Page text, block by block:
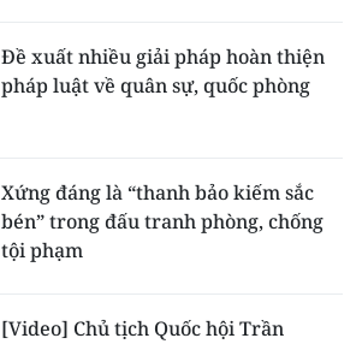
Đề xuất nhiều giải pháp hoàn thiện
pháp luật về quân sự, quốc phòng
Xứng đáng là “thanh bảo kiếm sắc
bén” trong đấu tranh phòng, chống
tội phạm
[Video] Chủ tịch Quốc hội Trần